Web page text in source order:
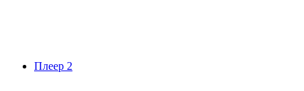
Плеер 2